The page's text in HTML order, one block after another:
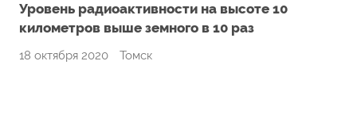
Уровень радиоактивности на высоте 10
километров выше земного в 10 раз
18 октября 2020 Томск